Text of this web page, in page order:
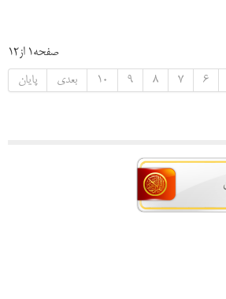
صفحه1 از12
6
7
8
9
10 بعدی پایان